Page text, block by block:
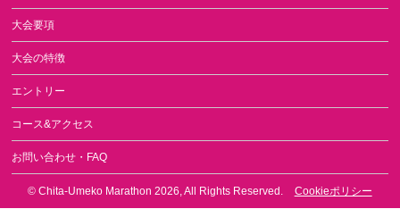
大会要項
大会の特徴
エントリー
コース&アクセス
お問い合わせ・FAQ
©Chita-Umeko Marathon 2026, All Rights Reserved. Cookieポリシー